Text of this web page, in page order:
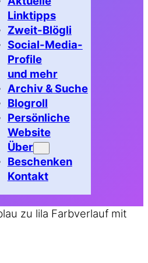
Linktipps
Zweit-Blögli
Social-Media-
Profile
und mehr
Archiv & Suche
Blogroll
Persönliche
Website
Über
Beschenken
Kontakt